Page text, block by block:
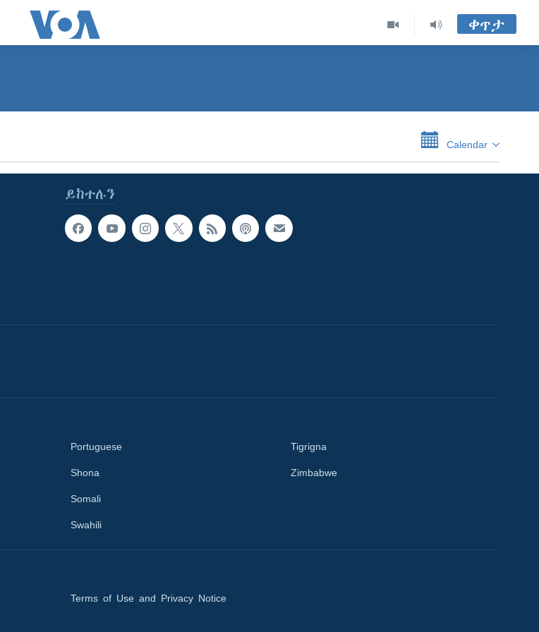
ቀጥታ
Calendar
ይከተሉን
Portuguese
Shona
Somali
Swahili
Tigrigna
Zimbabwe
Terms of Use and Privacy Notice